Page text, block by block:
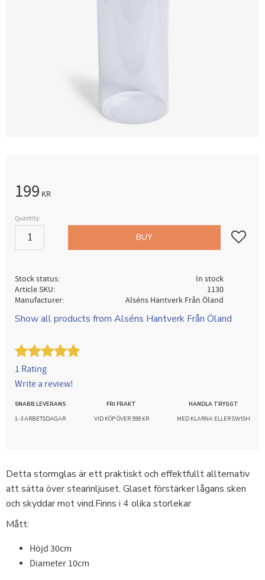
199 KR
Quantity
BUY Add to
Stock status
In stock
Article SKU
1130
Manufacturer
Alséns Hantverk Från Öland
Show all products from Alséns Hantverk Från Öland
1 Rating
Write a review!
SNABB LEVERANS
1-3 ARBETSDAGAR
FRI FRAKT
VID KÖP ÖVER 599 KR
HANDLA TRYGGT
MED KLARNA ELLER SWISH
Detta stormglas är ett praktiskt och effektfullt allternativ
att sätta över stearinljuset. Glaset förstärker lågans sken
och skyddar mot vind.Finns i 4 olika storlekar
Mått:
Höjd 30cm
Diameter 10cm